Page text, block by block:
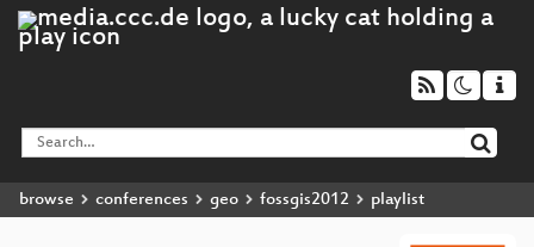
browse conferences geo fossgis2012 playlist